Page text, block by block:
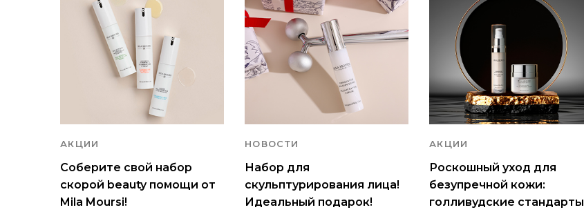
АКЦИИ
Соберите свой набор
скорой beauty помощи от
Mila Moursi!
НОВОСТИ
Набор для
скульптурирования лица!
Идеальный подарок!
АКЦИИ
Роскошный уход для
безупречной кожи:
голливудские стандарты